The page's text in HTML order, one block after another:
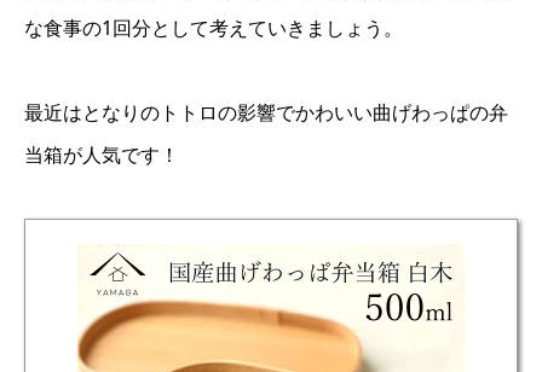
な食事の1回分として考えていきましょう。
最近はとなりのトトロの影響でかわいい曲げわっぱの弁
当箱が人気です！